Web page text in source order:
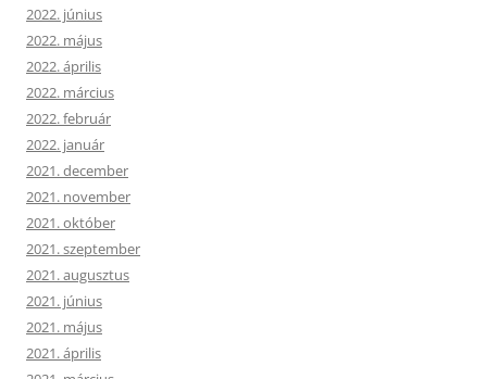
2022. június
2022. május
2022. április
2022. március
2022. február
2022. január
2021. december
2021. november
2021. október
2021. szeptember
2021. augusztus
2021. június
2021. május
2021. április